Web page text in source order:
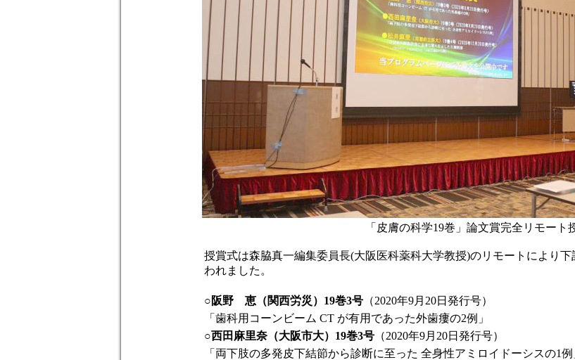
「皮膚の科学19巻」論文賞完全リモート
授賞式は森脇真一編集委員長(大阪医科薬科大学教授)のリモートにより
われました。
○阪野 恵（関西労災）19巻3号 （2020年9月20日発行号）
「歯科用コーンビーム CT が有用であった外歯瘻の2例」
○西田麻里奈（大阪市大）19巻3号 （2020年9月20日発行号）
「両下肢の多発皮下結節から診断に至った 全身性アミロイドーシスの1例